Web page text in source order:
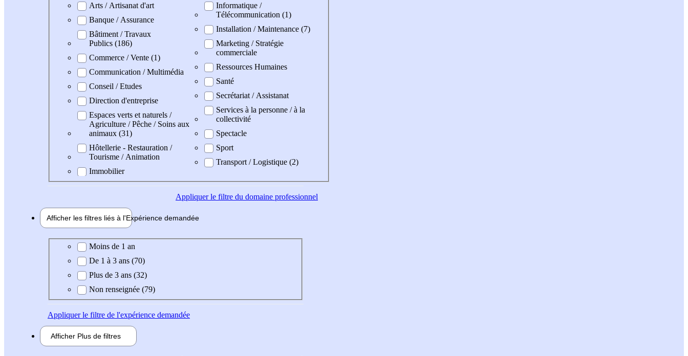
Arts / Artisanat d'art
Banque / Assurance
Bâtiment / Travaux
Publics (186)
Commerce / Vente (1)
Communication / Multimédia
Conseil / Etudes
Direction d'entreprise
Espaces verts et naturels /
Agriculture / Pêche / Soins aux
animaux (31)
Hôtellerie - Restauration /
Tourisme / Animation
Immobilier
Informatique /
Télécommunication (1)
Installation / Maintenance (7)
Marketing / Stratégie
commerciale
Ressources Humaines
Santé
Secrétariat / Assistanat
Services à la personne / à la
collectivité
Spectacle
Sport
Transport / Logistique (2)
Appliquerle filtre du domaine professionnel
Afficher les filtres liés à l'Expérience demandée
Expérience demandée
Moins de 1 an
De 1 à 3 ans (70)
Plus de 3 ans (32)
Non renseignée (79)
Appliquerle filtre de l'expérience demandée
Afficher Plus de filtres